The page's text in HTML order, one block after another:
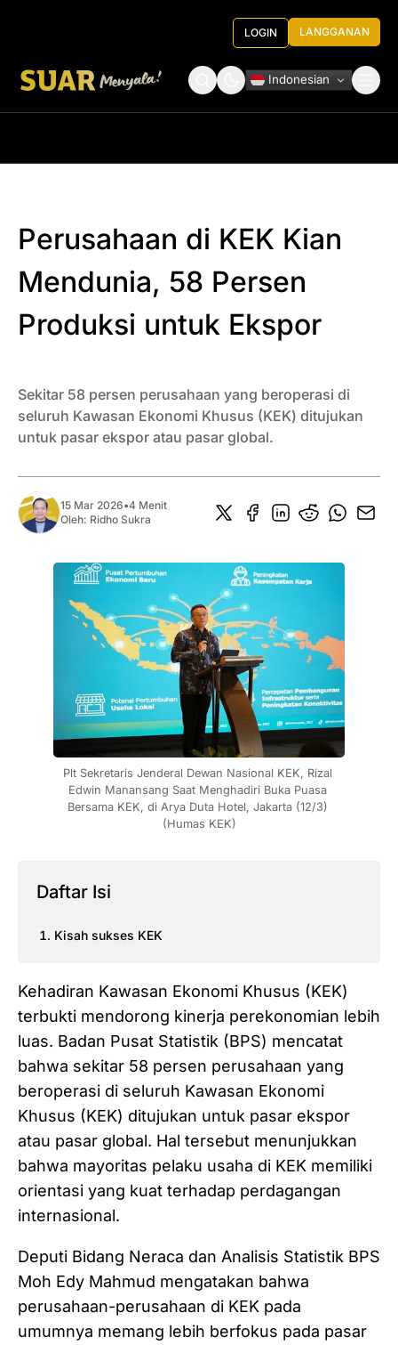
LOGIN LANGGANAN
Indonesian
Perusahaan di KEK Kian
Mendunia, 58 Persen
Produksi untuk Ekspor
Sekitar 58 persen perusahaan yang beroperasi di
seluruh Kawasan Ekonomi Khusus (KEK) ditujukan
untuk pasar ekspor atau pasar global.
15 Mar 2026•4 Menit
Oleh: Ridho Sukra
Plt Sekretaris Jenderal Dewan Nasional KEK, Rizal
Edwin Manansang Saat Menghadiri Buka Puasa
Bersama KEK, di Arya Duta Hotel, Jakarta (12/3)
(Humas KEK)
Daftar Isi
Kisah sukses KEK
Kehadiran Kawasan Ekonomi Khusus (KEK)
terbukti mendorong kinerja perekonomian lebih
luas. Badan Pusat Statistik (BPS) mencatat
bahwa sekitar 58 persen perusahaan yang
beroperasi di seluruh Kawasan Ekonomi
Khusus (KEK) ditujukan untuk pasar ekspor
atau pasar global. Hal tersebut menunjukkan
bahwa mayoritas pelaku usaha di KEK memiliki
orientasi yang kuat terhadap perdagangan
internasional.
Deputi Bidang Neraca dan Analisis Statistik BPS
Moh Edy Mahmud mengatakan bahwa
perusahaan-perusahaan di KEK pada
umumnya memang lebih berfokus pada pasar